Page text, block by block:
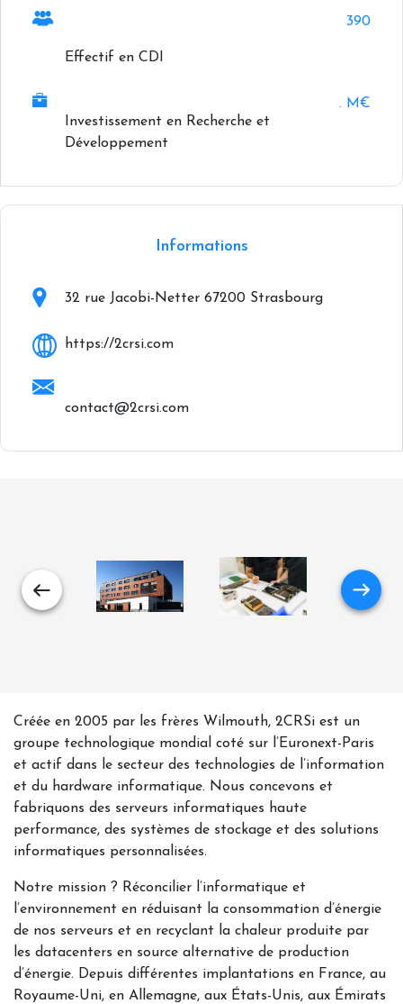
Effectif en CDI
390
Investissement en Recherche et
Développement
. M€
+
Informations
32 rue Jacobi-Netter 67200 Strasbourg
https://2crsi.com
contact@2crsi.com
Créée en 2005 par les frères Wilmouth, 2CRSi est un
groupe technologique mondial coté sur l’Euronext-Paris
et actif dans le secteur des technologies de l’information
et du hardware informatique. Nous concevons et
fabriquons des serveurs informatiques haute
performance, des systèmes de stockage et des solutions
informatiques personnalisées.
Notre mission ? Réconcilier l’informatique et
l’environnement en réduisant la consommation d’énergie
de nos serveurs et en recyclant la chaleur produite par
les datacenters en source alternative de production
d’énergie. Depuis différentes implantations en France, au
Royaume-Uni, en Allemagne, aux États-Unis, aux Émirats